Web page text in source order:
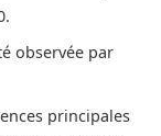
observée par
principales